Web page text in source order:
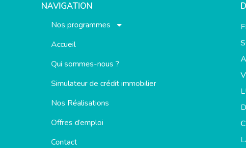
NAVIGATION
Nos programmes
Accueil
Qui sommes-nous ?
Simulateur de crédit immobilier
Nos Réalisations
Offres d’emploi
Contact